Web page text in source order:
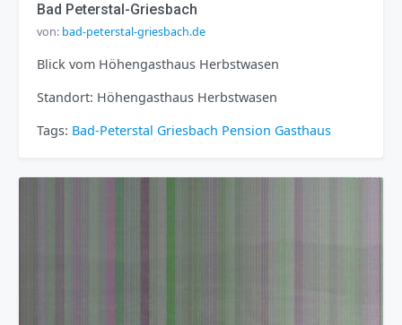
Bad Peterstal-Griesbach
von: bad-peterstal-griesbach.de
Blick vom Höhengasthaus Herbstwasen
Standort: Höhengasthaus Herbstwasen
Tags: Bad-Peterstal Griesbach Pension Gasthaus